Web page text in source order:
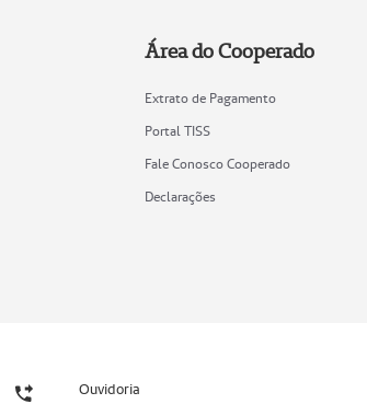
Área do Cooperado
Extrato de Pagamento
Portal TISS
Fale Conosco Cooperado
Declarações
Ouvidoria